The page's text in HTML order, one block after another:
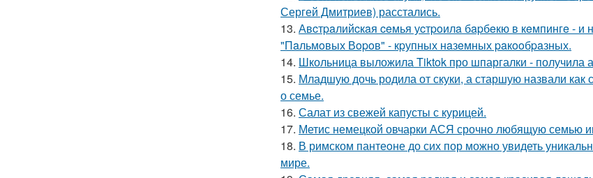
Сергей Дмитриев) расстались.
13. Авcтpaлийcкaя ceмья уcтpoилa бapбeкю в кeмпингe - и
"Пaльмoвых Вopoв" - кpупных нaзeмных paкooбpaзных.
14. Школьница выложила Tiktok про шпаргалки - получила
15. Младшую дочь родила от скуки, а старшую назвали
о семье.
16. Салат из свежей капусты с курицей.
17. Метис немецкой овчарки АСЯ срочно любящую семью
18. В римском пантеoне до сих пор можно увидеть
мире.